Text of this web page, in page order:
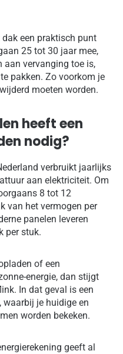
een praktisch punt
25 tot 30 jaar mee,
aan vervanging toe is,
pakken. Zo voorkom je
moeten worden.
heeft een
nodig?
verbruikt jaarlijks
aan elektriciteit. Om
8 tot 12
van het vermogen per
panelen leveren
per stuk.
of een
energie, dan stijgt
In dat geval is een
waarbij je huidige en
worden bekeken.
geeft al